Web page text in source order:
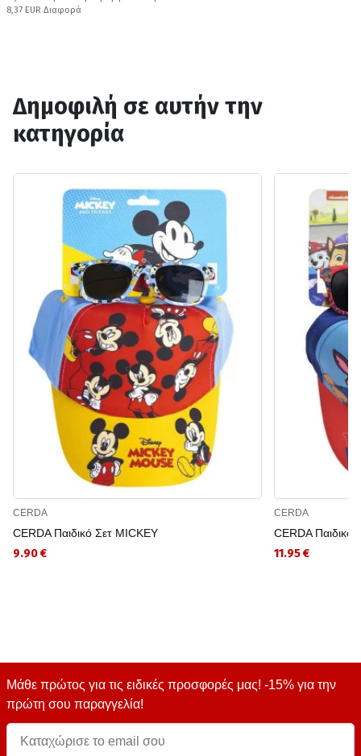
8,37 EUR Διαφορά
Δημοφιλή σε αυτήν την
κατηγορία
CERDA
CERDA Παιδικό Σετ MICKEY
9.90 €
CERDA
CERDA Παιδικό
11.95 €
Μάθε πρώτος για τις ειδικές προσφορές μας! -15% για την
πρώτη σου παραγγελία!